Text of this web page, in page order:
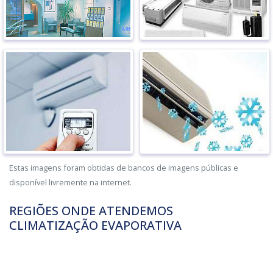
Estas imagens foram obtidas de bancos de imagens públicas e
disponível livremente na internet.
REGIÕES ONDE ATENDEMOS
CLIMATIZAÇÃO EVAPORATIVA